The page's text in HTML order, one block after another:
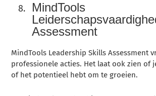
MindTools
Assessment
MindTools Leadership Skills Assessment
professionele acties. Het laat ook zien of
of het potentieel hebt om te groeien.